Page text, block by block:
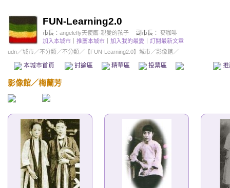
FUN-Learning2.0
市長： angelefly天使鷹-親愛的孩子 副市長：
麥咖啡
加入本城市
推薦本城市 加入我的最愛
訂閱最新文章
udn／城市／不分類 ／不分類 ／ 【FUN-Learning2.0】城市／影像館／
本城市首頁 討論區 精華區 投票區 影像館
影像館／梅蘭芳